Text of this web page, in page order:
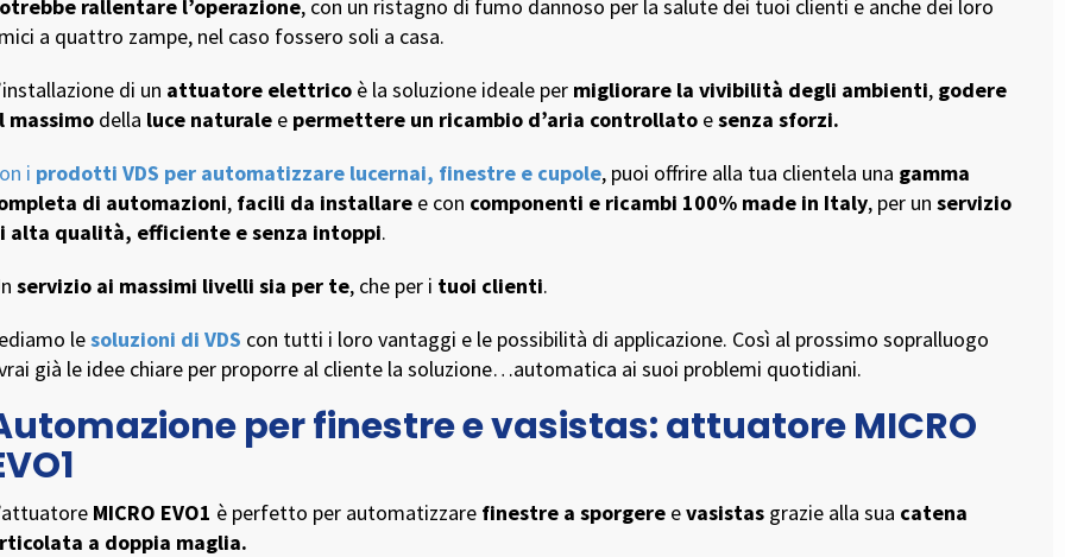
rallentare l’operazione, con un ristagno di fumo dannoso per la salute dei tuoi clienti e anche dei loro
a quattro zampe, nel caso fossero soli a casa.
di un attuatore elettrico è la soluzione ideale per migliorare la vivibilità degli ambienti, godere
massimo della luce naturale e permettere un ricambio d’aria controllato esenza sforzi.
i prodotti VDS per automatizzare lucernai, finestre e cupole, puoi offrire alla tua clientela una gamma
di automazioni, facili da installare e con componenti e ricambi 100% made in Italy, per unservizio
alta qualità, efficiente e senza intoppi.
servizio ai massimi livelli sia per te, che per i tuoi clienti.
lesoluzioni di VDS con tutti i loro vantaggi e le possibilità di applicazione. Così al prossimo sopralluogo
già le idee chiare per proporre al cliente la soluzione…automatica ai suoi problemi quotidiani.
per finestre e vasistas: attuatore MICRO
MICRO EVO1 è perfetto per automatizzare finestre a sporgere evasistas grazie alla sua catena
a doppia maglia.